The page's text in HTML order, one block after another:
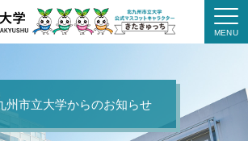
州市立大学からのお知らせ